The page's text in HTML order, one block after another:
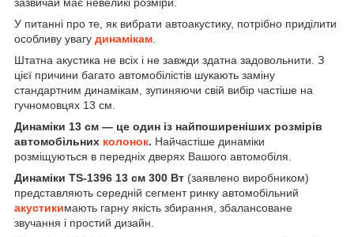
зазвичай має невеликі розміри.
У питанні про те, як вибрати автоакустику, потрібно приділити
особливу увагу динамікам.
Штатна акустика не всіх і не завжди здатна задовольнити. З
цієї причини багато автомобілістів шукають заміну
стандартним динамікам, зупиняючи свій вибір частіше на
гучномовцях 13 см.
Динаміки 13 см — це один із найпоширеніших розмірів
автомобільних колонок. Найчастіше динаміки
розміщуються в передніх дверях Вашого автомобіля.
Динаміки TS-1396 13 см 300 Вт (заявлено виробником)
представляють середній сегмент ринку автомобільний
акустикимають гарну якість збирання, збалансоване
звучання і простий дизайн.